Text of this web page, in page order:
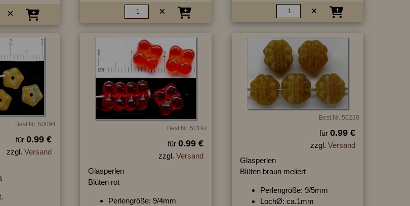
Best.Nr.:50094
für 0.99 €
zzgl. Versand
Best.Nr.:50197
für 0.99 €
zzgl. Versand
Glasperlen
Blüten rot
Perlengröße: 9/4mm
Best.Nr.:50230
für 0.99 €
zzgl. Versand
Glasperlen
Blüten braun meliert
Perlengröße: 9/5mm
LochØ: ca.1mm